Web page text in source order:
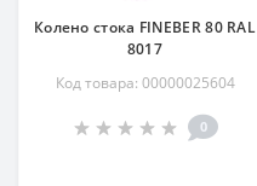
Колено стока FINEBER 80 RAL
8017
Код товара: 00000025604
0